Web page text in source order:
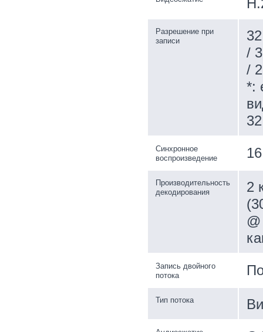
Разрешение при
записи
/
/
*:
Синхронное
воспроизведение
Производительность
декодирования
2
Запись двойного
потока
Тип потока